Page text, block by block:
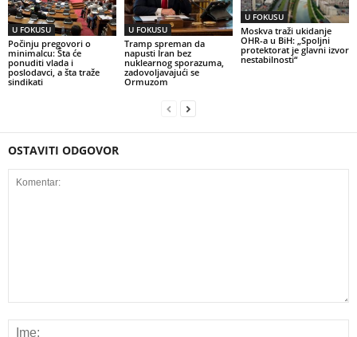
U FOKUSU
Počinju pregovori o
minimalcu: Šta će
ponuditi vlada i
poslodavci, a šta traže
sindikati
U FOKUSU
Tramp spreman da
napusti Iran bez
nuklearnog sporazuma,
zadovoljavajući se
Ormuzom
U FOKUSU
Moskva traži ukidanje
OHR-a u BiH: „Spoljni
protektorat je glavni izvor
nestabilnosti“
OSTAVITI ODGOVOR